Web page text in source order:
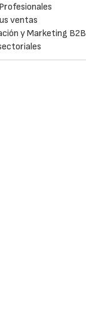
ventas
y Marketing B2B